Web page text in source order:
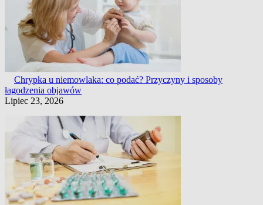
Chrypka u niemowlaka: co podać? Przyczyny i sposoby
łagodzenia objawów
Lipiec 23, 2026